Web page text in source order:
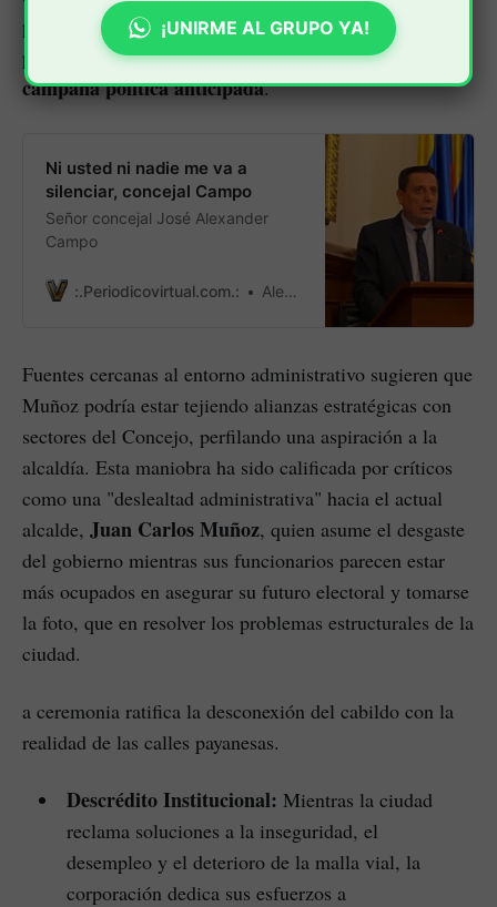
por su rol en iniciativas de privatización de patrimonio
público, ha encendido las alarmas sobre una posible
campaña política anticipada.
Ni usted ni nadie me va a
silenciar, concejal Campo
Señor concejal José Alexander
Campo
:.Periodicovirtual.com.: Alexander Casas Prado
Fuentes cercanas al entorno administrativo sugieren que
Muñoz podría estar tejiendo alianzas estratégicas con
sectores del Concejo, perfilando una aspiración a la
alcaldía. Esta maniobra ha sido calificada por críticos
como una "deslealtad administrativa" hacia el actual
alcalde, Juan Carlos Muñoz, quien asume el desgaste
del gobierno mientras sus funcionarios parecen estar
más ocupados en asegurar su futuro electoral y tomarse
la foto, que en resolver los problemas estructurales de la
ciudad.
a ceremonia ratifica la desconexión del cabildo con la
realidad de las calles payanesas.
Descrédito Institucional: Mientras la ciudad
reclama soluciones a la inseguridad, el
desempleo y el deterioro de la malla vial, la
corporación dedica sus esfuerzos a
¡UNIRME AL GRUPO YA!